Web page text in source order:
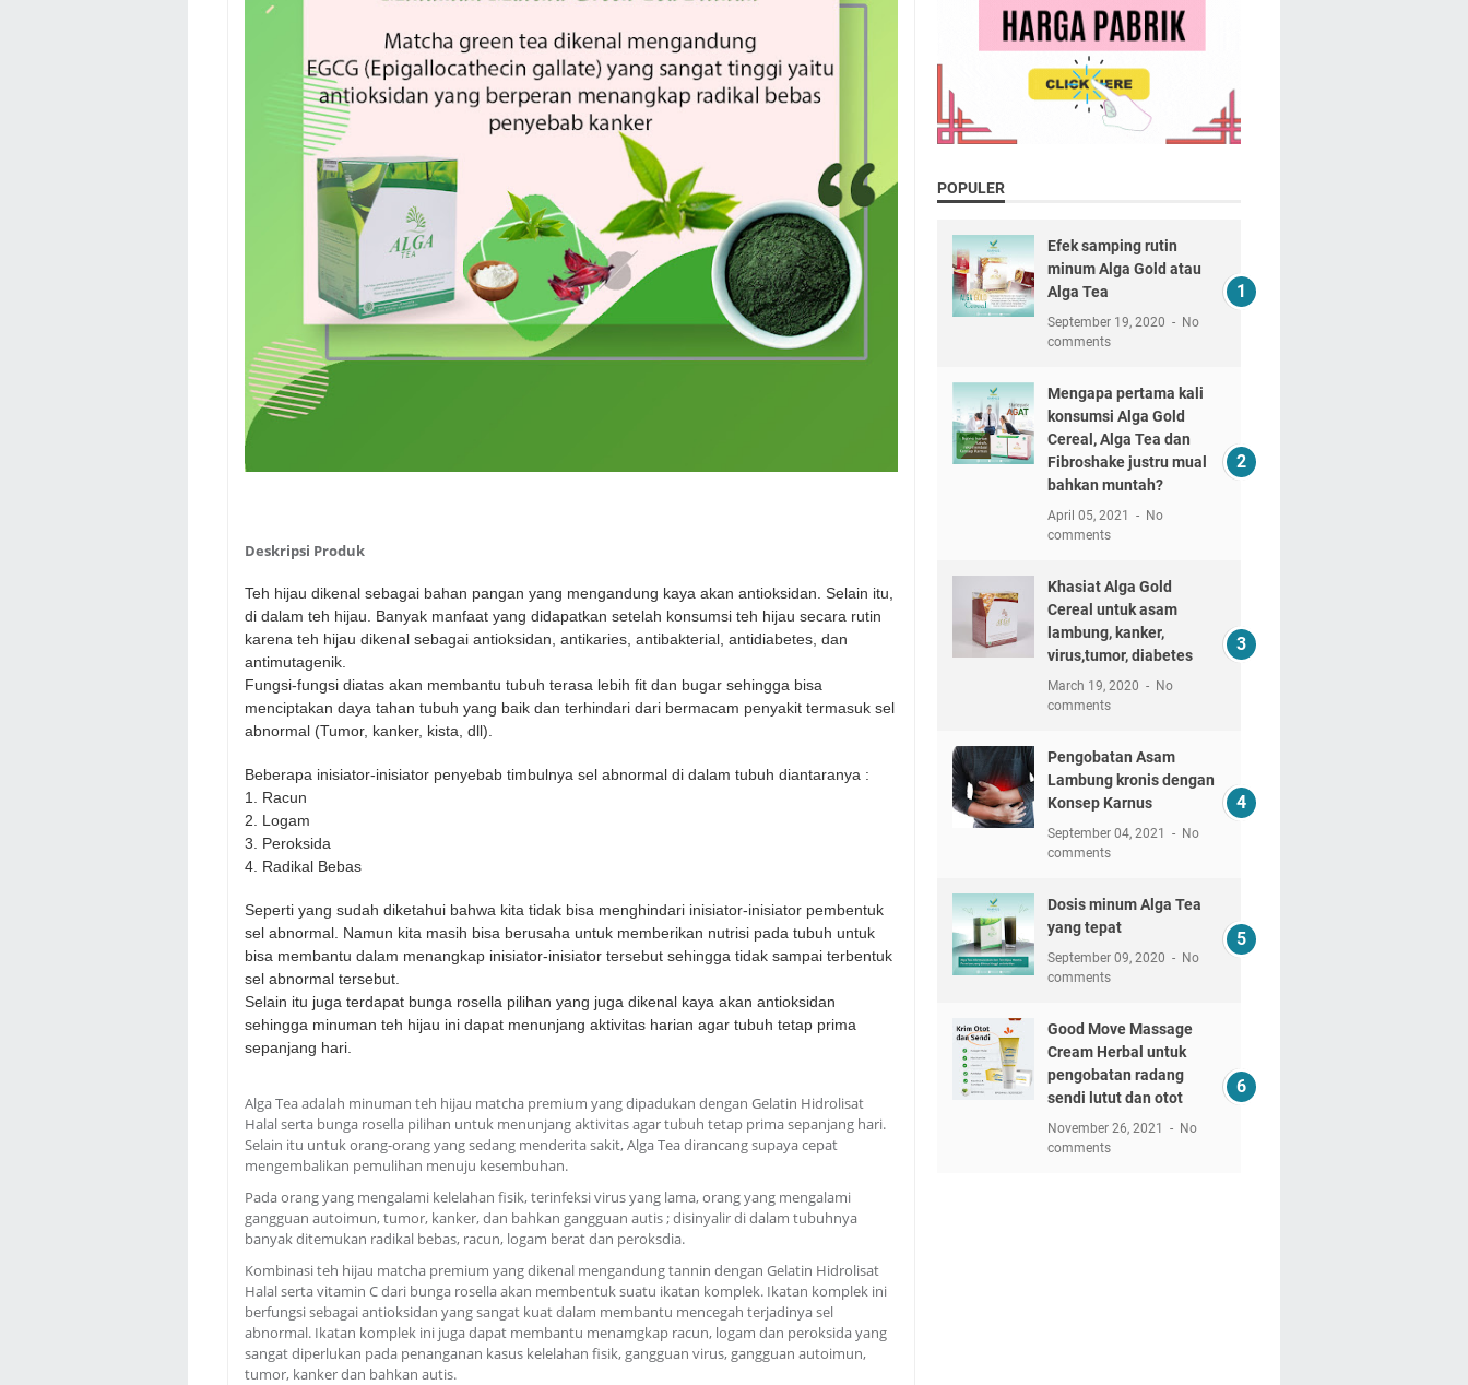
Deskripsi Produk
Teh hijau dikenal sebagai bahan pangan yang mengandung kaya akan antioksidan. Selain itu,
di dalam teh hijau. Banyak manfaat yang didapatkan setelah konsumsi teh hijau secara rutin
karena teh hijau dikenal sebagai antioksidan, antikaries, antibakterial, antidiabetes, dan
antimutagenik.
Fungsi-fungsi diatas akan membantu tubuh terasa lebih fit dan bugar sehingga bisa
menciptakan daya tahan tubuh yang baik dan terhindari dari bermacam penyakit termasuk sel
abnormal (Tumor, kanker, kista, dll).
Beberapa inisiator-inisiator penyebab timbulnya sel abnormal di dalam tubuh diantaranya :
1. Racun
2. Logam
3. Peroksida
4. Radikal Bebas
Seperti yang sudah diketahui bahwa kita tidak bisa menghindari inisiator-inisiator pembentuk
sel abnormal. Namun kita masih bisa berusaha untuk memberikan nutrisi pada tubuh untuk
bisa membantu dalam menangkap inisiator-inisiator tersebut sehingga tidak sampai terbentuk
sel abnormal tersebut.
Selain itu juga terdapat bunga rosella pilihan yang juga dikenal kaya akan antioksidan
sehingga minuman teh hijau ini dapat menunjang aktivitas harian agar tubuh tetap prima
sepanjang hari.
Alga Tea adalah minuman teh hijau matcha premium yang dipadukan dengan Gelatin Hidrolisat
Halal serta bunga rosella pilihan untuk menunjang aktivitas agar tubuh tetap prima sepanjang hari.
Selain itu untuk orang-orang yang sedang menderita sakit, Alga Tea dirancang supaya cepat
mengembalikan pemulihan menuju kesembuhan.
Pada orang yang mengalami kelelahan fisik, terinfeksi virus yang lama, orang yang mengalami
gangguan autoimun, tumor, kanker, dan bahkan gangguan autis ; disinyalir di dalam tubuhnya
banyak ditemukan radikal bebas, racun, logam berat dan peroksdia.
Kombinasi teh hijau matcha premium yang dikenal mengandung tannin dengan Gelatin Hidrolisat
Halal serta vitamin C dari bunga rosella akan membentuk suatu ikatan komplek. Ikatan komplek ini
berfungsi sebagai antioksidan yang sangat kuat dalam membantu mencegah terjadinya sel
abnormal. Ikatan komplek ini juga dapat membantu menamgkap racun, logam dan peroksida yang
sangat diperlukan pada penanganan kasus kelelahan fisik, gangguan virus, gangguan autoimun,
tumor, kanker dan bahkan autis.
POPULER
Efek samping rutin
minum Alga Gold atau
Alga Tea
September 19, 2020
No
comments
Mengapa pertama kali
konsumsi Alga Gold
Cereal, Alga Tea dan
Fibroshake justru mual
bahkan muntah?
April 05, 2021
No
comments
Khasiat Alga Gold
Cereal untuk asam
lambung, kanker,
virus,tumor, diabetes
March 19, 2020
No
comments
Pengobatan Asam
Lambung kronis dengan
Konsep Karnus
September 04, 2021
No
comments
Dosis minum Alga Tea
yang tepat
September 09, 2020
No
comments
Good Move Massage
Cream Herbal untuk
pengobatan radang
sendi lutut dan otot
November 26, 2021
No
comments